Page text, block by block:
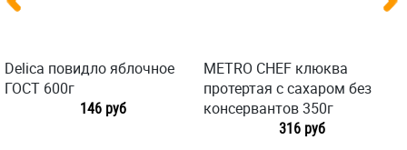
Delica повидло яблочное
ГОСТ 600г
146 руб
METRO CHEF клюква
протертая с сахаром без
консервантов 350г
316 руб